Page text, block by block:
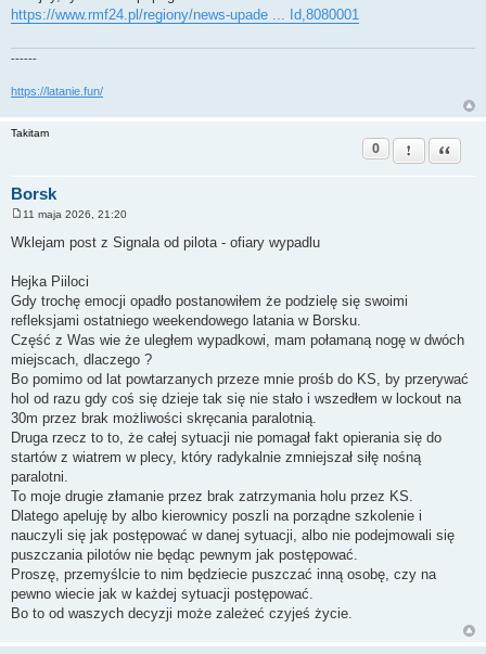
s
t
https://www.rmf24.pl/regiony/news-upade ... Id,8080001
------
https://latanie.fun/
Takitam
Borsk
0 Zgłoś ten post
Cytuj
o
s
11 maja 2026, 21:20
Wklejam post z Signala od pilota - ofiary wypadlu
Hejka Piiloci
Gdy trochę emocji opadło postanowiłem że podzielę się swoimi
refleksjami ostatniego weekendowego latania w Borsku.
Część z Was wie że uległem wypadkowi, mam połamaną nogę w dwóch
miejscach, dlaczego ?
Bo pomimo od lat powtarzanych przeze mnie prośb do KS, by przerywać
hol od razu gdy coś się dzieje tak się nie stało i wszedłem w lockout na
30m przez brak możliwości skręcania paralotnią.
Druga rzecz to to, że całej sytuacji nie pomagał fakt opierania się do
startów z wiatrem w plecy, który radykalnie zmniejszał siłę nośną
paralotni.
To moje drugie złamanie przez brak zatrzymania holu przez KS.
Dlatego apeluję by albo kierownicy poszli na porządne szkolenie i
nauczyli się jak postępować w danej sytuacji, albo nie podejmowali się
puszczania pilotów nie będąc pewnym jak postępować.
Proszę, przemyślcie to nim będziecie puszczać inną osobę, czy na
pewno wiecie jak w każdej sytuacji postępować.
Bo to od waszych decyzji może zależeć czyjeś życie.